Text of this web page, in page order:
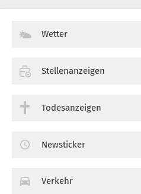
Wetter
Stellenanzeigen
Todesanzeigen
Newsticker
Verkehr